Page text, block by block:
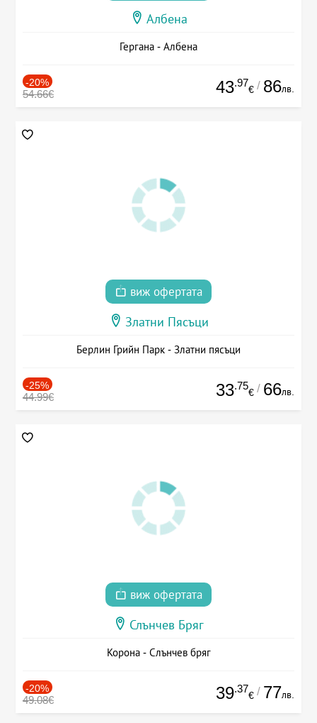
Албена
Гергана - Албена
-20%
54.66€ 43.97
€ / 86лв.
виж офертата
Златни Пясъци
Берлин Грийн Парк - Златни пясъци
-25%
44.99€ 33.75
€ / 66лв.
виж офертата
Слънчев Бряг
Корона - Слънчев бряг
-20%
49.08€ 39.37
€ / 77лв.